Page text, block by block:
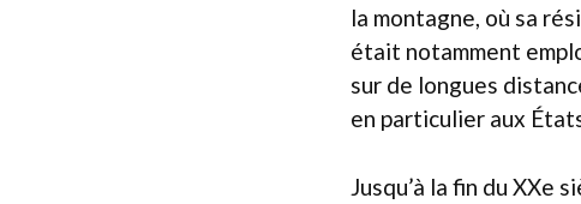
la montagne, où sa
était notamment
sur de longues
en particulier aux
Jusqu’à la fin du XXe